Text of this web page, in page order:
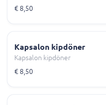
€ 8,50
Kapsalon kipdöner
Kapsalon kipdöner
€ 8,50